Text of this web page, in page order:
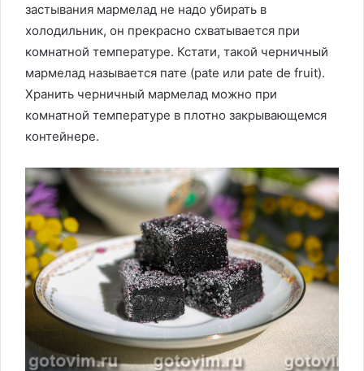
застывания мармелад не надо убирать в
холодильник, он прекрасно схватывается при
комнатной температуре. Кстати, такой черничный
мармелад называется пате (pate или pate de fruit).
Хранить черничный мармелад можно при
комнатной температуре в плотно закрывающемся
контейнере.